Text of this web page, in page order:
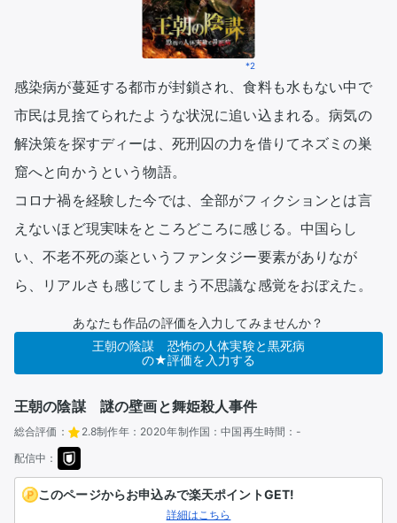
*2
感染病が蔓延する都市が封鎖され、食料も水もない中で
市民は見捨てられたような状況に追い込まれる。病気の
解決策を探すディーは、死刑囚の力を借りてネズミの巣
窟へと向かうという物語。
コロナ禍を経験した今では、全部がフィクションとは言
えないほど現実味をところどころに感じる。中国らし
い、不老不死の薬というファンタジー要素がありなが
ら、リアルさも感じてしまう不思議な感覚をおぼえた。
あなたも作品の評価を入力してみませんか？
王朝の陰謀 恐怖の人体実験と黒死病
の★評価を入力する
王朝の陰謀 謎の壁画と舞姫殺人事件
総合評価： 2.8制作年： 2020年制作国：中国再生時間： -
配信中：
このページからお申込みで楽天ポイントGET!
詳細はこちら